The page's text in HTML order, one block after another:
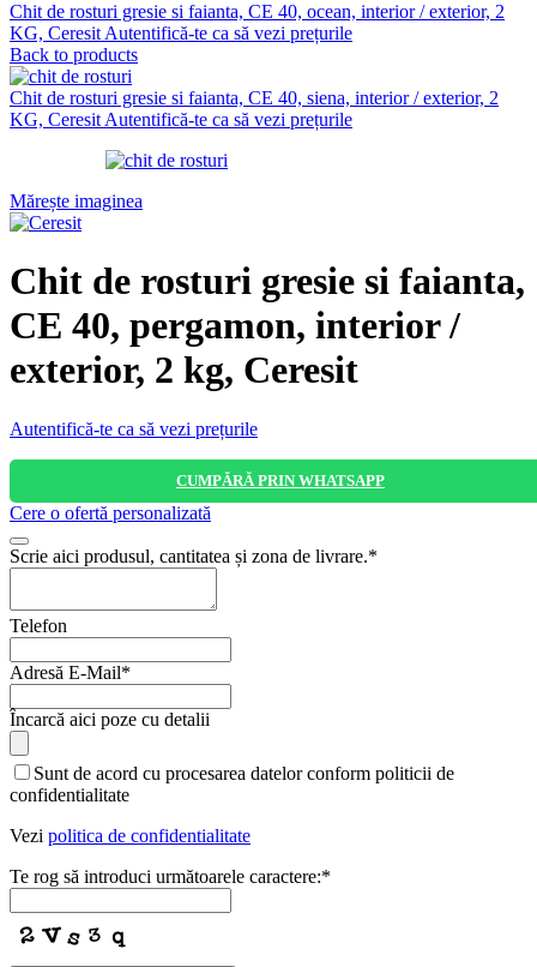
Chit de rosturi gresie si faianta, CE 40, ocean, interior / exterior, 2
KG, Ceresit Autentifică-te ca să vezi prețurile
Back to products
Chit de rosturi gresie si faianta, CE 40, siena, interior / exterior, 2
KG, Ceresit Autentifică-te ca să vezi prețurile
Mărește imaginea
Chit de rosturi gresie si faianta,
CE 40, pergamon, interior /
exterior, 2 kg, Ceresit
Autentifică-te ca să vezi prețurile
CUMPĂRĂ PRIN WHATSAPP
Cere o ofertă personalizată
Scrie aici produsul, cantitatea și zona de livrare.*
Company
Telefon
Adresă E-Mail*
Încarcă aici poze cu detalii
Sunt de acord cu procesarea datelor conform politicii de
confidentialitate
Vezi politica de confidentialitate
Te rog să introduci următoarele caractere:*